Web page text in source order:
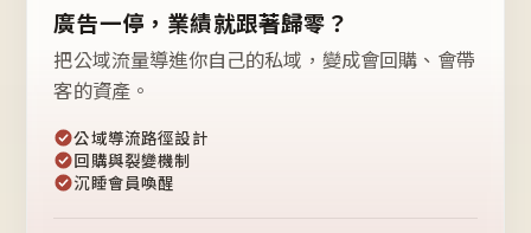
廣告一停，業績就跟著歸零？
把公域流量導進你自己的私域，變成會回購、會帶
客的資產。
公域導流路徑設計
回購與裂變機制
沉睡會員喚醒